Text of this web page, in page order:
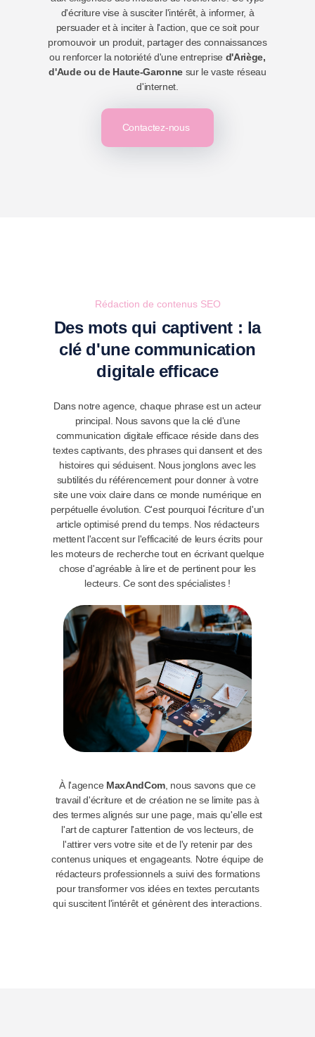
d'écriture vise à susciter l'intérêt, à informer, à
persuader et à inciter à l'action, que ce soit pour
promouvoir un produit, partager des connaissances
ou renforcer la notoriété d'une entreprise d'Ariège,
d'Aude ou de Haute-Garonne sur le vaste réseau
d'internet.
Contactez-nous
Rédaction de contenus SEO
Des mots qui captivent : la
clé d'une communication
digitale efficace
Dans notre agence, chaque phrase est un acteur
principal. Nous savons que la clé d'une
communication digitale efficace réside dans des
textes captivants, des phrases qui dansent et des
histoires qui séduisent. Nous jonglons avec les
subtilités du référencement pour donner à votre
site une voix claire dans ce monde numérique en
perpétuelle évolution. C'est pourquoi l'écriture d'un
article optimisé prend du temps. Nos rédacteurs
mettent l'accent sur l'efficacité de leurs écrits pour
les moteurs de recherche tout en écrivant quelque
chose d'agréable à lire et de pertinent pour les
lecteurs. Ce sont des spécialistes !
À l'agence MaxAndCom, nous savons que ce
travail d'écriture et de création ne se limite pas à
des termes alignés sur une page, mais qu'elle est
l'art de capturer l'attention de vos lecteurs, de
l'attirer vers votre site et de l'y retenir par des
contenus uniques et engageants. Notre équipe de
rédacteurs professionnels a suivi des formations
pour transformer vos idées en textes percutants
qui suscitent l'intérêt et génèrent des interactions.